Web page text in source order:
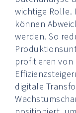
wichtige Rolle.
können
werden. So
profitieren von
digitale